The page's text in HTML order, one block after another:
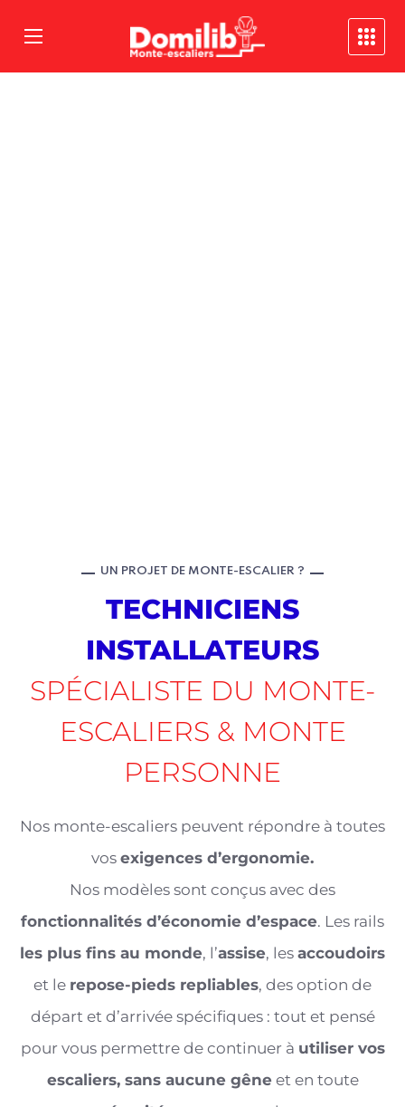
UN PROJET DE MONTE-ESCALIER ?
TECHNICIENS
INSTALLATEURS
SPÉCIALISTE DU MONTE-
ESCALIERS & MONTE
PERSONNE
Nos monte-escaliers peuvent répondre à toutes
vos exigences d’ergonomie.
Nos modèles sont conçus avec des
fonctionnalités d’économie d’espace. Les rails
les plus fins au monde, l’assise, les accoudoirs
et le repose-pieds repliables, des option de
départ et d’arrivée spécifiques : tout et pensé
pour vous permettre de continuer à utiliser vos
escaliers, sans aucune gêneet en toute